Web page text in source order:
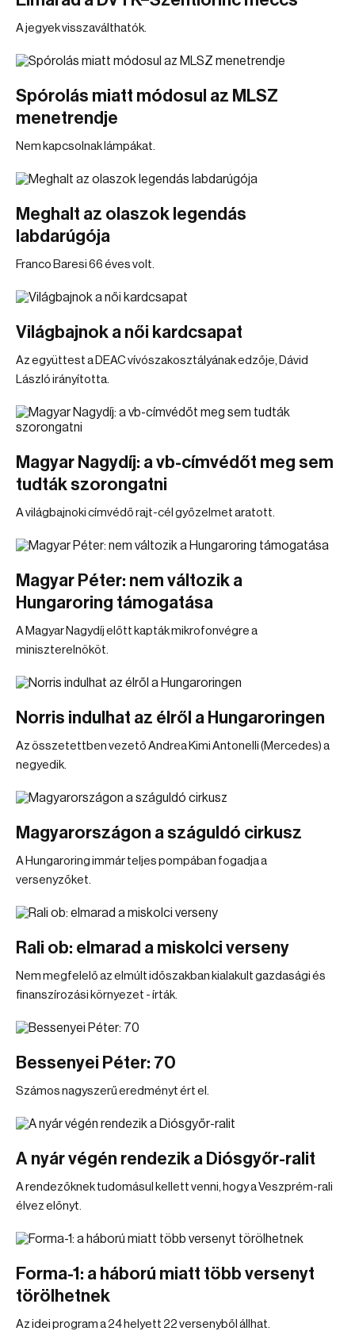
A jegyek visszaválthatók.
Spórolás miatt módosul az MLSZ
menetrendje
Nem kapcsolnak lámpákat.
Meghalt az olaszok legendás
labdarúgója
Franco Baresi 66 éves volt.
Világbajnok a női kardcsapat
Az együttest a DEAC vívószakosztályának edzője, Dávid
László irányította.
Magyar Nagydíj: a vb-címvédőt meg sem
tudták szorongatni
A világbajnoki címvédő rajt-cél győzelmet aratott.
Magyar Péter: nem változik a
Hungaroring támogatása
A Magyar Nagydíj előtt kapták mikrofonvégre a
miniszterelnököt.
Norris indulhat az élről a Hungaroringen
Az összetettben vezető Andrea Kimi Antonelli (Mercedes) a
negyedik.
Magyarországon a száguldó cirkusz
A Hungaroring immár teljes pompában fogadja a
versenyzőket.
Rali ob: elmarad a miskolci verseny
Nem megfelelő az elmúlt időszakban kialakult gazdasági és
finanszírozási környezet - írták.
Bessenyei Péter: 70
Számos nagyszerű eredményt ért el.
A nyár végén rendezik a Diósgyőr-ralit
A rendezőknek tudomásul kellett venni, hogy a Veszprém-rali
élvez előnyt.
Forma-1: a háború miatt több versenyt
törölhetnek
Az idei program a 24 helyett 22 versenyből állhat.